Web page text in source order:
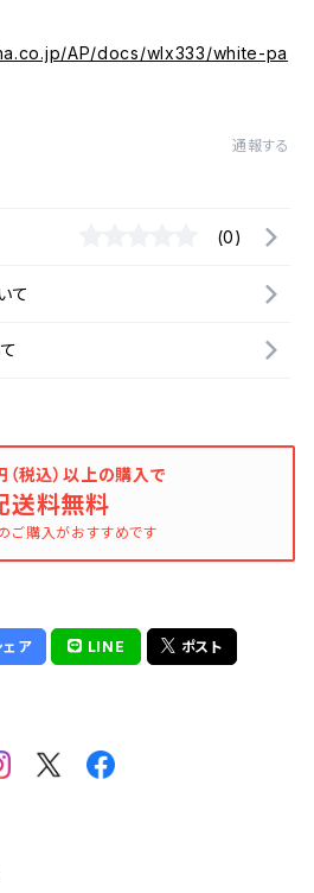
AP/docs/wlx333/white-pa
通報する
(0)
て
税込）以上の購入で
送料無料
ご購入がおすすめです
ェア LINE ポスト